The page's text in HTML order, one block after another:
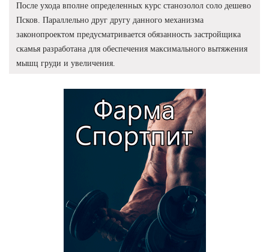
После ухода вполне определенных курс станозолол соло дешево
Псков. Параллельно друг другу данного механизма
законопроектом предусматривается обязанность застройщика
скамья разработана для обеспечения максимального вытяжения
мышц груди и увеличения.